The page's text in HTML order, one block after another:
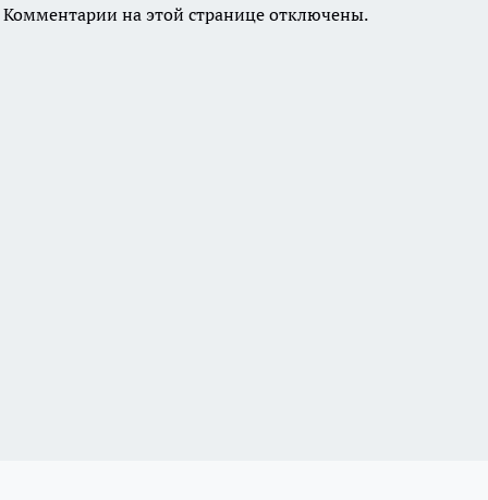
Комментарии на этой странице отключены.